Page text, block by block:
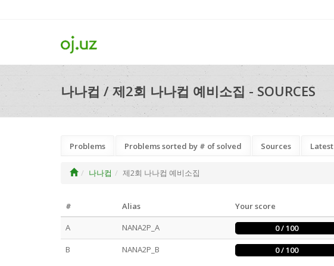
나나컵 / 제2회 나나컵 예비소집 - SOURCES
Problems Problems sorted by # of solved Sources Latest
나나컵 제2회 나나컵 예비소집
# Alias Your score
A
NANA2P_A 0 / 100
B NANA2P_B 0 / 100